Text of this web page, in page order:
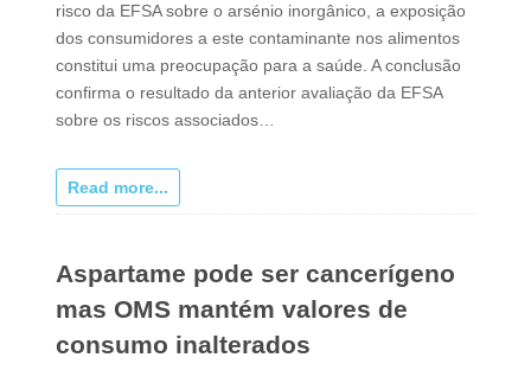
risco da EFSA sobre o arsénio inorgânico, a exposição
dos consumidores a este contaminante nos alimentos
constitui uma preocupação para a saúde. A conclusão
confirma o resultado da anterior avaliação da EFSA
sobre os riscos associados…
Read more...
Aspartame pode ser cancerígeno
mas OMS mantém valores de
consumo inalterados